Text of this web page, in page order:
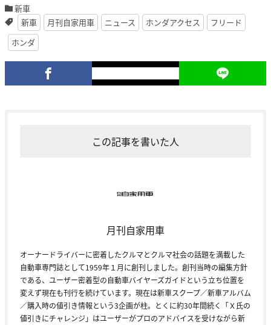
新車
新車
月刊自家用車 ニュース ホンダアクセス
フリード
ホンダ
この記事を書いた人
月刊自家用車
オーナードライバーに密着したクルマとクルマ社会の話題を満載した
自動車専門誌として1959年１月に創刊しました。創刊当時の編集方針
である、ユーザー密着型の自動車バイヤーズガイドという立ち位置を
変えず現在も刊行を続けています。現在は新車スクープ／新車アルバム
／購入時の値引き情報という3企画が柱。とくに約30年間続く「Ｘ氏の
値引きにチャレンジ」はユーザーがプロのアドバイスを受けながら新